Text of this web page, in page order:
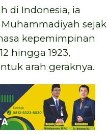
di Indonesia, ia
sejak
kepemimpinan
hingga 1923,
arah geraknya.